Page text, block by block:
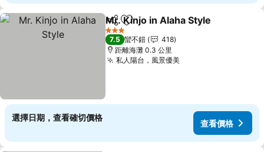
分享 加入我的最愛
Mr. Kinjo in Alaha Style
3 星級
7.5 蠻不錯
418
距離海灘 0.3 公里
私人陽台，風景優美查看價格
選擇日期，查看確切價格
查看價格